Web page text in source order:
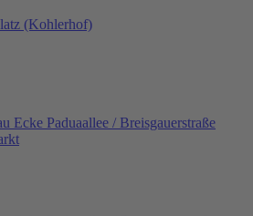
(Kohlerhof)
Ecke Paduaallee / Breisgauerstraße